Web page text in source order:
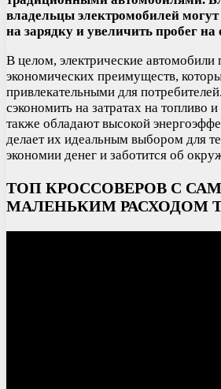
владельцы электромобилей
на зарядку и увеличить пробег на
В целом, электрические автомобили
экономических преимуществ,
привлекательными для
сэкономить на затратах на топливо
также обладают высокой
делает их идеальным выбором для
экономии денег и заботится об
ТОП КРОССОВЕРОВ С
МАЛЕНЬКИМ РАСХОДОМ